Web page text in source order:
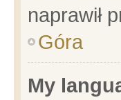
naprawił
Góra
My